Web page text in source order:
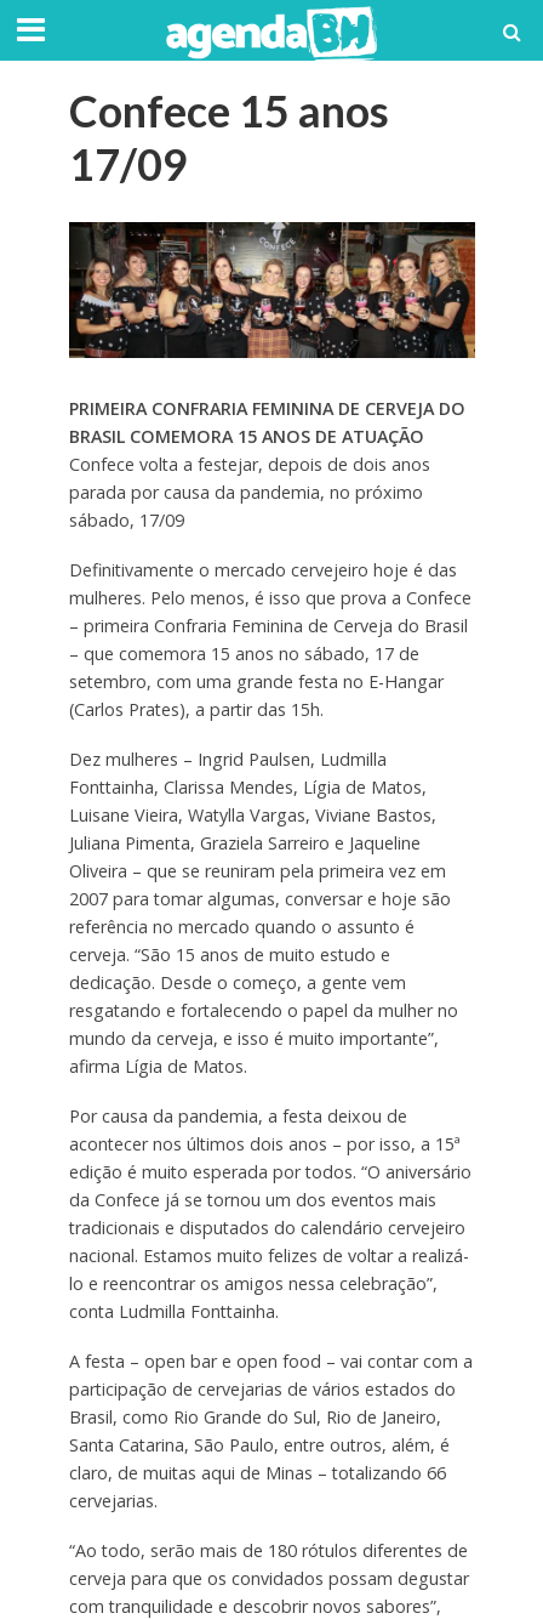
Confece 15 anos
17/09
PRIMEIRA CONFRARIA FEMININA DE CERVEJA DO
BRASIL COMEMORA 15 ANOS DE ATUAÇÃO
Confece volta a festejar, depois de dois anos
parada por causa da pandemia, no próximo
sábado, 17/09
Definitivamente o mercado cervejeiro hoje é das
mulheres. Pelo menos, é isso que prova a Confece
– primeira Confraria Feminina de Cerveja do Brasil
– que comemora 15 anos no sábado, 17 de
setembro, com uma grande festa no E-Hangar
(Carlos Prates), a partir das 15h.
Dez mulheres – Ingrid Paulsen, Ludmilla
Fonttainha, Clarissa Mendes, Lígia de Matos,
Luisane Vieira, Watylla Vargas, Viviane Bastos,
Juliana Pimenta, Graziela Sarreiro e Jaqueline
Oliveira – que se reuniram pela primeira vez em
2007 para tomar algumas, conversar e hoje são
referência no mercado quando o assunto é
cerveja. “São 15 anos de muito estudo e
dedicação. Desde o começo, a gente vem
resgatando e fortalecendo o papel da mulher no
mundo da cerveja, e isso é muito importante”,
afirma Lígia de Matos.
Por causa da pandemia, a festa deixou de
acontecer nos últimos dois anos – por isso, a 15ª
edição é muito esperada por todos. “O aniversário
da Confece já se tornou um dos eventos mais
tradicionais e disputados do calendário cervejeiro
nacional. Estamos muito felizes de voltar a realizá-
lo e reencontrar os amigos nessa celebração”,
conta Ludmilla Fonttainha.
A festa – open bar e open food – vai contar com a
participação de cervejarias de vários estados do
Brasil, como Rio Grande do Sul, Rio de Janeiro,
Santa Catarina, São Paulo, entre outros, além, é
claro, de muitas aqui de Minas – totalizando 66
cervejarias.
“Ao todo, serão mais de 180 rótulos diferentes de
cerveja para que os convidados possam degustar
com tranquilidade e descobrir novos sabores”,